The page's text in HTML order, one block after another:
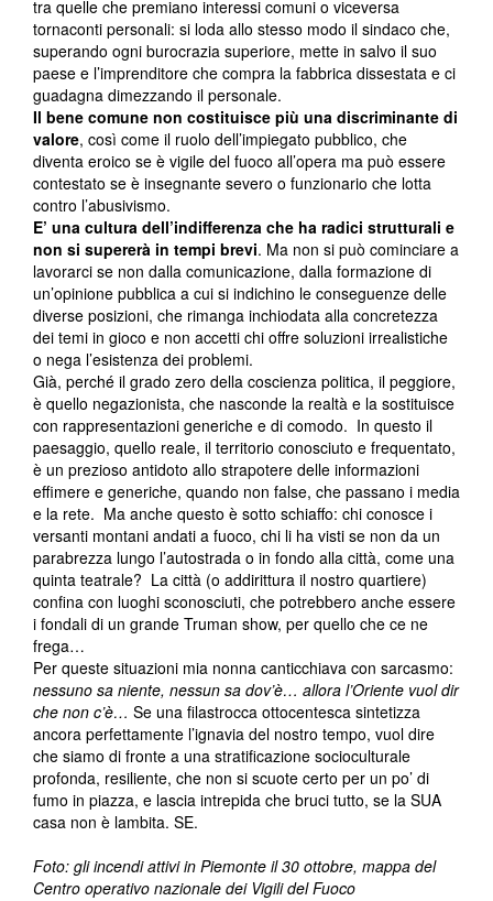
tra quelle che premiano interessi comuni o viceversa
tornaconti personali: si loda allo stesso modo il sindaco che,
superando ogni burocrazia superiore, mette in salvo il suo
paese e l’imprenditore che compra la fabbrica dissestata e ci
guadagna dimezzando il personale.
Il bene comune non costituisce più una discriminante di
valore, così come il ruolo dell’impiegato pubblico, che
diventa eroico se è vigile del fuoco all’opera ma può essere
contestato se è insegnante severo o funzionario che lotta
contro l’abusivismo.
E’ una cultura dell’indifferenza che ha radici strutturali e
non si supererà in tempi brevi. Ma non si può cominciare a
lavorarci se non dalla comunicazione, dalla formazione di
un’opinione pubblica a cui si indichino le conseguenze delle
diverse posizioni, che rimanga inchiodata alla concretezza
dei temi in gioco e non accetti chi offre soluzioni irrealistiche
o nega l’esistenza dei problemi.
Già, perché il grado zero della coscienza politica, il peggiore,
è quello negazionista, che nasconde la realtà e la sostituisce
con rappresentazioni generiche e di comodo. In questo il
paesaggio, quello reale, il territorio conosciuto e frequentato,
è un prezioso antidoto allo strapotere delle informazioni
effimere e generiche, quando non false, che passano i media
e la rete. Ma anche questo è sotto schiaffo: chi conosce i
versanti montani andati a fuoco, chi li ha visti se non da un
parabrezza lungo l’autostrada o in fondo alla città, come una
quinta teatrale? La città (o addirittura il nostro quartiere)
confina con luoghi sconosciuti, che potrebbero anche essere
i fondali di un grande Truman show, per quello che ce ne
frega…
Per queste situazioni mia nonna canticchiava con sarcasmo:
nessuno sa niente, nessun sa dov’è… allora l’Oriente vuol dir
che non c’è… Se una filastrocca ottocentesca sintetizza
ancora perfettamente l’ignavia del nostro tempo, vuol dire
che siamo di fronte a una stratificazione socioculturale
profonda, resiliente, che non si scuote certo per un po’ di
fumo in piazza, e lascia intrepida che bruci tutto, se la SUA
casa non è lambita. SE.
Foto: gli incendi attivi in Piemonte il 30 ottobre, mappa del
Centro operativo nazionale dei Vigili del Fuoco